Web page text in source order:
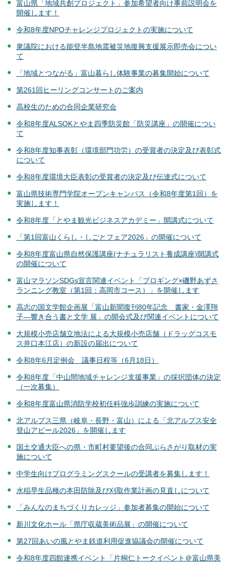
富山県「地域共創プロジェクト」参加希望者向け事前説明会を
開催します！
令和8年度NPOチャレンジプロジェクトの実施について
衆議院における能登半島地震被災地復興支援展示即売会につい
て
「地域とつながる」富山暮らし体験事業の募集開始について
第261回ヒーリングコンサートのご案内
高校生のための合同企業研究会
令和8年度ALSOKとやま四季防災館「防災講座」の開催につい
て
令和8年度知事表彰（環境部門功労）の受賞者の決定及び表彰式
について
令和8年度環境大臣表彰の受賞者の決定及び伝達式について
富山県技術専門学院オープンキャンパス（令和8年度第1回）を
実施します！
令和8年度「とやま観光ビジネスアカデミー」開講式について
「第1回富山くらし・しごとフェア2026」の開催について
令和8年度富山県自然保護講座(ナチュラリスト養成講座)開講式
の開催について
富山マラソンSDGs宣言関連イベント「プロギング×磯野あずさ
ランニング教室（第1回：高岡市コース）」を開催します
高志の国文学館企画展「富山新聞復刊80年記念 書家・金澤翔
子―響き合う書と文学 展」の開会式及び関連イベントについて
大規模小売店舗立地法による大規模小売店舗（ドラッグコスモ
ス井口本江店）の新設の届出について
令和8年6月定例会 議事日程等（6月18日）
令和8年度「中山間地域チャレンジ支援事業」の採択団体の決定
（一次募集）
令和8年度富山県消防学校初任科強歩訓練の実施について
北アルプス三県（岐阜・長野・富山）による「北アルプス安全
登山アピール2026」を開催します
国土交通大臣への県・市町村要望後の合同ぶらさがり取材の実
施について
中学生向けプログラミングスクールの受講者を募集します！
水稲早生品種の本田防除及び刈取作業計画の見直しについて
「みんなのまちづくりカレッジ」参加者募集の開始について
新川文化ホール「県庁収蔵美術品展」の開催について
第27回あいの風とやま鉄道利用促進協議会の開催について
令和8年度四館連携イベント「片桐仁トークイベント＠富山県美